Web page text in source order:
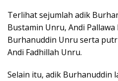
Terlihat sejumlah adik
Bustamin Unru, Andi Pallawa
Burhanuddin Unru serta
Andi Fadhillah Unru.
Selain itu, adik Burhanuddin